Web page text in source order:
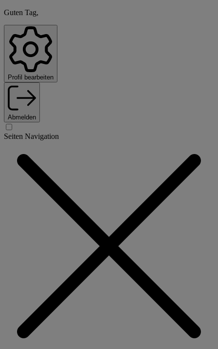
Guten Tag,
Profil bearbeiten
Abmelden
Seiten Navigation